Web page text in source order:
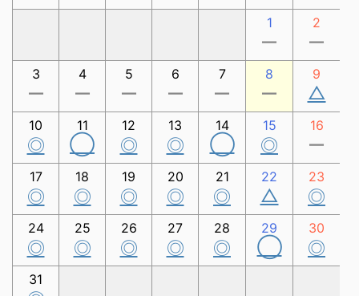
1
ー
2
ー
3
ー
4
ー
5
ー
6
ー
7
ー
8
ー
9
△
10
◎
11
◯
12
◎
13
◎
14
◯
15
◎
16
ー
17
◎
18
◎
19
◎
20
◎
21
◎
22
△
23
◎
24
◎
25
◎
26
◎
27
◎
28
◎
29
◯
30
◎
31